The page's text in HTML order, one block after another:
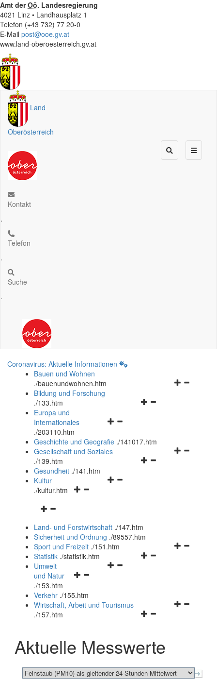
Amt derOö. Landesregierung
4021 Linz • Landhausplatz 1
Telefon (+43 732) 77 20-0
E-Mail post@ooe.gv.at
www.land-oberoesterreich.gv.at
Land
Oberösterreich
Kontakt
.
Telefon
.
Suche
.
Coronavirus: Aktuelle Informationen
Bauen und Wohnen
./bauenundwohnen.htm
Navigationsmenü
Bildung und Forschung
./133.htm
Navigationsmenü
und
schließen
Europa und
Internationales
./203110.htm
Geschichte und Geografie ./141017.htm
Navigationsmenü
Gesellschaft und Soziales
./139.htm
Navigationsmenü
Gesundheit ./141.htm
Navigationsmenü
Kultur
./kultur.htm
Navigationsmenü
und
schließen
Land- und Forstwirtschaft ./147.htm
Sicherheit und Ordnung ./89557.htm
Navigationsmenü
Sport und Freizeit ./151.htm
Navigationsmenü
Statistik ./statistik.htm
Navigationsmenü
und
schließen
Umwelt
und Natur
./153.htm
Verkehr ./155.htm
Navigationsmenü
schließen
Wirtschaft, Arbeit und Tourismus
./157.htm
Aktuelle Messwerte